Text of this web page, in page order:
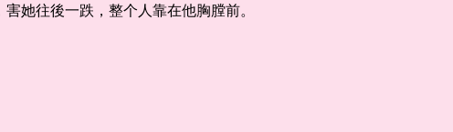
往後一跌，整个人靠在他胸膛前。